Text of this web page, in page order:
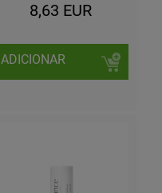
8,63 EUR
ADICIONAR